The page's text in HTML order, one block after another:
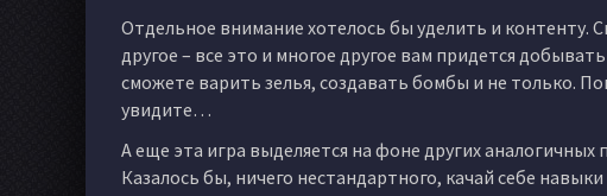
Отдельное внимание хотелось бы уделить и
другое – все это и многое другое вам придется
сможете варить зелья, создавать бомбы и не только.
увидите…
А еще эта игра выделяется на фоне других
Казалось бы, ничего нестандартного, качай себе